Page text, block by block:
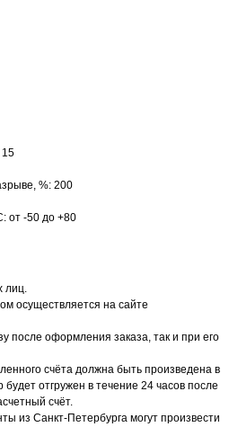
15
%: 200
от -50 до +80
лиц.
осуществляется на сайте
после оформления заказа, так и при его
счёта должна быть произведена в
отгружен в течение 24 часов после
счёт.
из Санкт-Петербурга могут произвести